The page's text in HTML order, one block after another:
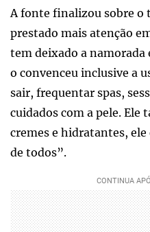
A fonte finalizou sobre o
prestado mais atenção
tem deixado a namorada
o convenceu inclusive a
sair, frequentar spas,
cuidados com a pele. Ele
cremes e hidratantes,
de todos”.